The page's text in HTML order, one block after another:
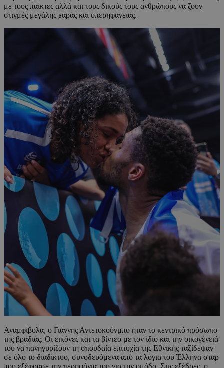
με τους παίκτες αλλά και τους δικούς τους ανθρώπους να ζουν
στιγμές μεγάλης χαράς και υπερηφάνειας.
Αναμφίβολα, ο Γιάννης Αντετοκούνμπο ήταν το κεντρικό πρόσωπο
της βραδιάς. Οι εικόνες και τα βίντεο με τον ίδιο και την οικογένειά
του να πανηγυρίζουν τη σπουδαία επιτυχία της Εθνικής ταξίδεψαν
σε όλο το διαδίκτυο, συνοδευόμενα από τα λόγια του Έλληνα σταρ
που εξέφρασε την περηφάνια του για την ομάδα. Στις εξέδρες, η